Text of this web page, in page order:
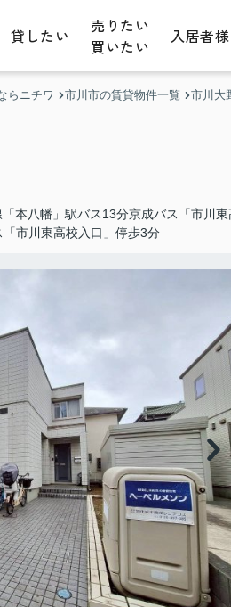
貸したい
売りたい
買いたい
入居者様
らニチワ 市川市の賃貸物件一覧 市川大
本八幡」駅バス13分京成バス「市川
市川東高校入口」停歩3分